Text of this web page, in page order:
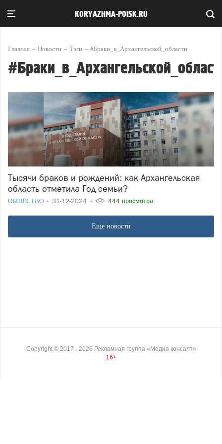
KORYAZHMA-POISK.RU
Главная Новости Тэги #Браки_в_Архангельской_области
Тысячи браков и рождений: как Архангельская
область отметила Год семьи?
ОБЩЕСТВО 31-12-2024 444 просмотра
Еще новости
Copyright © 2017 - 2026 Рекламная группа «Медиа консалт»
16+